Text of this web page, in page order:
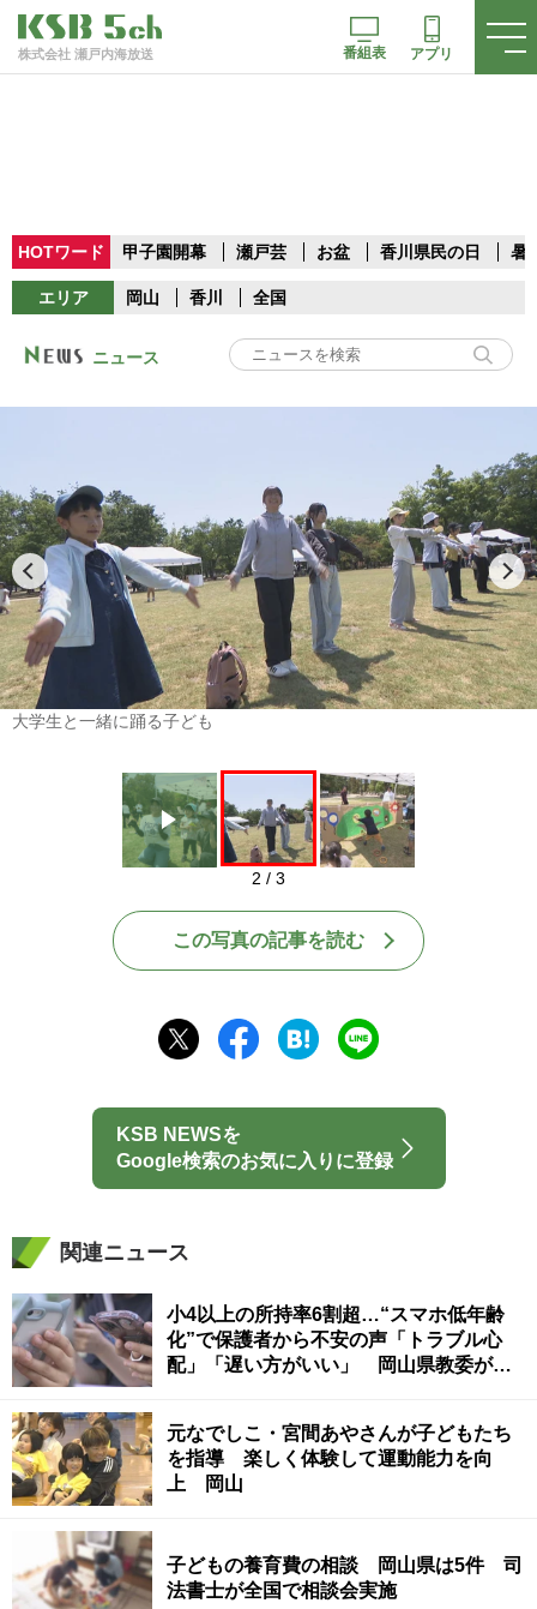
株式会社 瀬戸内海放送 番組表 アプリ
HOTワード 甲子園開幕 瀬戸芸 お盆 香川県民の日 暑
エリア 岡山 香川 全国
ニュース
Play
大学生と一緒に踊る子ども
2 / 3
この写真の記事を読む
KSB NEWSを
Google検索のお気に入りに登録
関連ニュース
小4以上の所持率6割超…“スマホ低年齢
化”で保護者から不安の声「トラブル心
配」「遅い方がいい」 岡山県教委が調
元なでしこ・宮間あやさんが子どもたち
を指導 楽しく体験して運動能力を向
上 岡山
子どもの養育費の相談 岡山県は5件 司
法書士が全国で相談会実施